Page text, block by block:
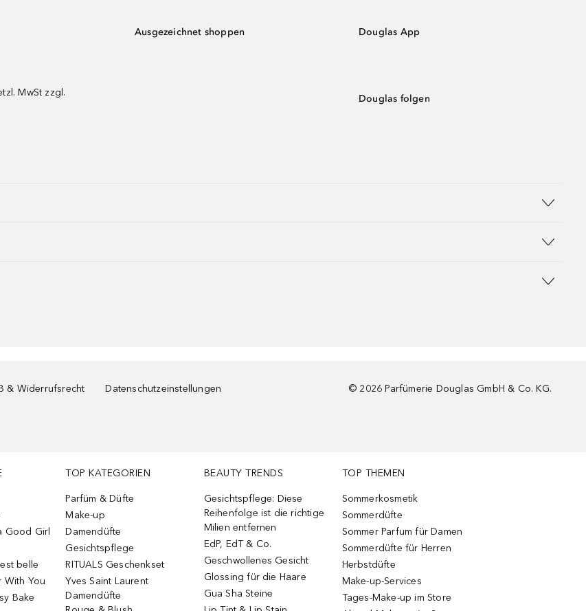
MwSt zzgl.
Ausgezeichnet shoppen Douglas App
Douglas folgen
& Widerrufsrecht Datenschutzeinstellungen © 2026 Parfümerie Douglas GmbH & Co. KG.
Good Girl
belle
With You
Bake
TOP KATEGORIEN
Parfüm & Düfte
Make-up
Damendüfte
Gesichtspflege
RITUALS Geschenkset
Yves Saint Laurent
Damendüfte
BEAUTY TRENDS
Gesichtspflege: Diese
Reihenfolge ist die richtige
Milien entfernen
EdP, EdT & Co.
Geschwollenes Gesicht
Glossing für die Haare
Gua Sha Steine
TOP THEMEN
Sommerkosmetik
Sommerdüfte
Sommer Parfum für Damen
Sommerdüfte für Herren
Herbstdüfte
Make-up-Services
Tages-Make-up im Store